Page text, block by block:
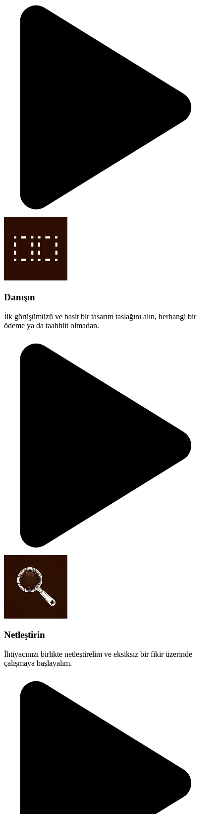
Danışın
İlk görüşümüzü ve basit bir tasarım taslağını alın, herhangi bir
ödeme ya da taahhüt olmadan.
Netleştirin
İhtiyacınızı birlikte netleştirelim ve eksiksiz bir fikir üzerinde
çalışmaya başlayalım.